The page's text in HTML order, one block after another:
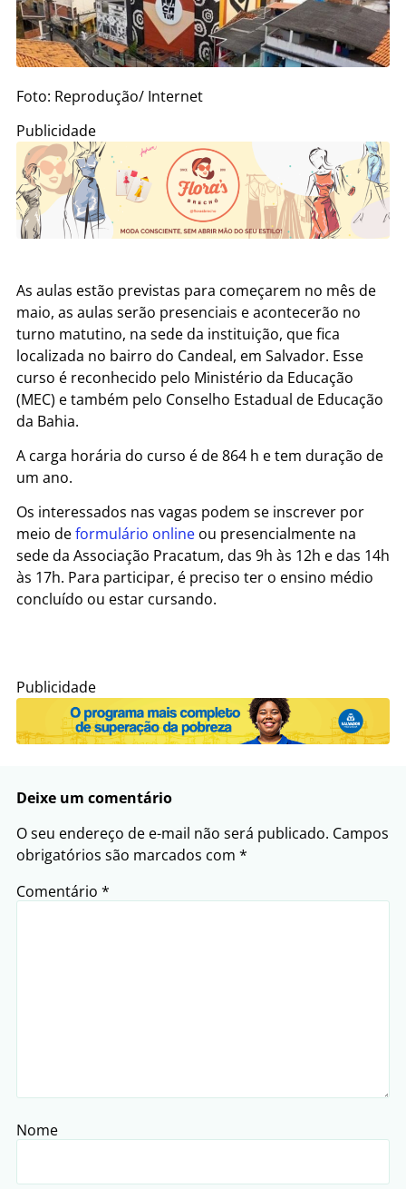
Foto: Reprodução/ Internet
Publicidade
As aulas estão previstas para começarem no mês de
maio, as aulas serão presenciais e acontecerão no
turno matutino, na sede da instituição, que fica
localizada no bairro do Candeal, em Salvador. Esse
curso é reconhecido pelo Ministério da Educação
(MEC) e também pelo Conselho Estadual de Educação
da Bahia.
A carga horária do curso é de 864 h e tem duração de
um ano.
Os interessados nas vagas podem se inscrever por
meio deformulário online ou presencialmente na
sede da Associação Pracatum, das 9h às 12h e das 14h
às 17h. Para participar, é preciso ter o ensino médio
concluído ou estar cursando.
Publicidade
Deixe um comentário
O seu endereço de e-mail não será publicado. Campos
obrigatórios são marcados com *
Comentário *
Nome